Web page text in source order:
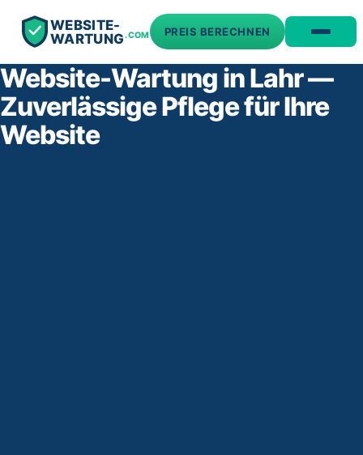
WEBSITE-
WARTUNG.COM PREIS BERECHNEN
Website-Wartung in Lahr —
Zuverlässige Pflege für Ihre
Website